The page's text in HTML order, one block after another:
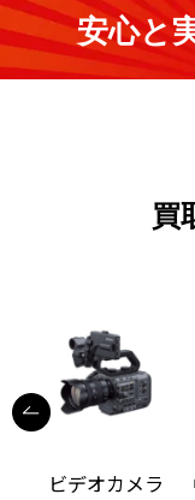
安心と
買
ビデオカメラ